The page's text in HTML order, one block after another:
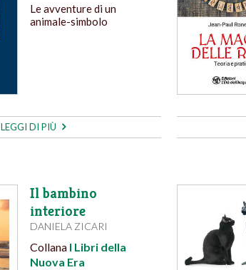
Le avventure di un
animale-simbolo
LEGGI DI PIÙ
Il bambino
interiore
DANIELA ZICARI
Collana I Libri della
Nuova Era